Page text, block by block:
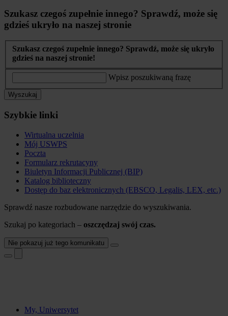
Szukasz czegoś zupełnie innego? Sprawdź, może się
gdzieś ukryło na naszej stronie
Szukasz czegoś zupełnie innego? Sprawdź, może się ukryło
gdzieś na naszej stronie!
Wpisz poszukiwaną frazę
Wyszukaj
Szybkie linki
Wirtualna uczelnia
Mój USWPS
Poczta
Formularz rekrutacyny
Biuletyn Informacji Publicznej (BIP)
Katalog biblioteczny
Dostęp do baz elektronicznych (EBSCO, Legalis, LEX, etc.)
Sprawdź nasze rozbudowane narzędzie do wyszukiwania.
Szukaj po kategoriach – oszczędzaj swój czas.
Nie pokazuj już tego komunikatu
My, Uniwersytet